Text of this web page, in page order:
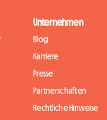
Unternehmen
Blog
Karriere
Presse
Partnerschaften
Rechtliche Hinweise